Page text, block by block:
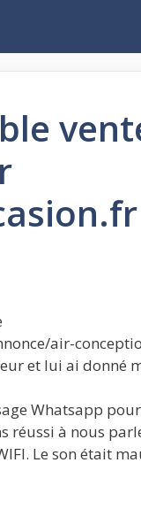
air-
et lui ai donné
Whatsapp
réussi à nous
Le son était